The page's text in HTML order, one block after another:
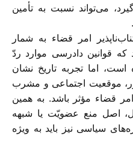
می‌تواند نسبت به تأمین
امر قضاء به شمار
قوانین دادرسی موارد ردّ
است، اما تجربه تاریخ نشان
موقعیت اجتماعی و مشرب
قضاء مؤثر باشد. به همین
اصل منع عضویّت یا شبهه
سیاسی نیز باید به ویژه